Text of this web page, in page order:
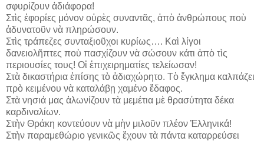
σφυρίζουν ἀδιάφορα!
Στὶς ἐφορίες μόνον οὐρὲς συναντᾶς, ἀπὸ ἀνθρώπους ποὺ
ἀδυνατοῦν νὰ πληρώσουν.
Στὶς τράπεζες συνταξιοῦχοι κυρίως…. Καὶ λίγοι
δανειολῆπτες ποὺ πασχίζουν νὰ σώσουν κάτι ἀπὸ τὶς
περιουσίες τους! Οἱ ἐπιχειρηματίες τελείωσαν!
Στὰ δικαστήρια ἐπίσης τὸ ἀδιαχώρητο. Τὸ ἔγκλημα καλπάζει
πρὸ κειμένου νὰ καταλάβῃ χαμένο ἔδαφος.
Στὰ νησιά μας ἁλωνίζουν τὰ μεμέτια μὲ θρασύτητα δέκα
καρδιναλίων.
Στὴν Θράκη κοντεύουν νὰ μὴν μιλοῦν πλέον Ἑλληνικά!
Στὴν παραμεθώριο γενικῶς ἔχουν τὰ πάντα καταρρεύσει